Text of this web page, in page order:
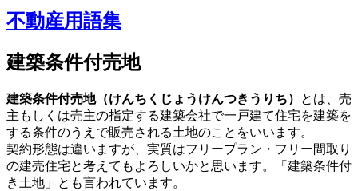
不動産用語集
建築条件付売地
建築条件付売地（けんちくじょうけんつきうりち）
とは、売
主もしくは売主の指定する建築会社で一戸建て住宅を建築を
する条件のうえで販売される土地のことをいいます。
契約形態は違いますが、実質はフリープラン・フリー間取り
の建売住宅と考えてもよろしいかと思います。「建築条件付
き土地」とも言われています。